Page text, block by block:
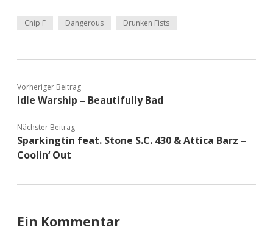
Chip F Dangerous Drunken Fists
Vorheriger Beitrag
Idle Warship – Beautifully Bad
Nächster Beitrag
Sparkingtin feat. Stone S.C. 430 & Attica Barz –
Coolin‘ Out
Ein Kommentar